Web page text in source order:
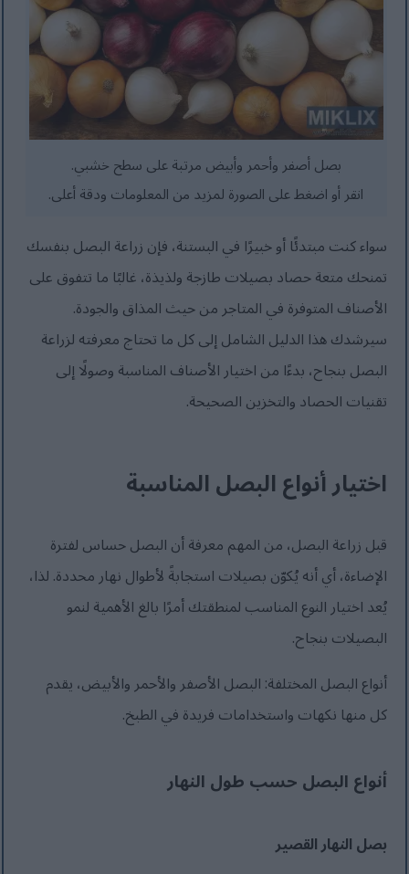
بصل أصفر وأحمر وأبيض مرتبة على سطح خشبي.
انقر أو اضغط على الصورة لمزيد من المعلومات ودقة أعلى.
سواء كنت مبتدئًا أو خبيرًا في البستنة، فإن زراعة البصل بنفسك
تمنحك متعة حصاد بصيلات طازجة ولذيذة، غالبًا ما تتفوق على
الأصناف المتوفرة في المتاجر من حيث المذاق والجودة.
سيرشدك هذا الدليل الشامل إلى كل ما تحتاج معرفته لزراعة
البصل بنجاح، بدءًا من اختيار الأصناف المناسبة وصولًا إلى
تقنيات الحصاد والتخزين الصحيحة.
اختيار أنواع البصل المناسبة
قبل زراعة البصل، من المهم معرفة أن البصل حساس لفترة
الإضاءة، أي أنه يُكوّن بصيلات استجابةً لأطوال نهار محددة. لذا،
يُعد اختيار النوع المناسب لمنطقتك أمرًا بالغ الأهمية لنمو
البصيلات بنجاح.
أنواع البصل المختلفة: البصل الأصفر والأحمر والأبيض، يقدم
كل منها نكهات واستخدامات فريدة في الطبخ.
أنواع البصل حسب طول النهار
بصل النهار القصير